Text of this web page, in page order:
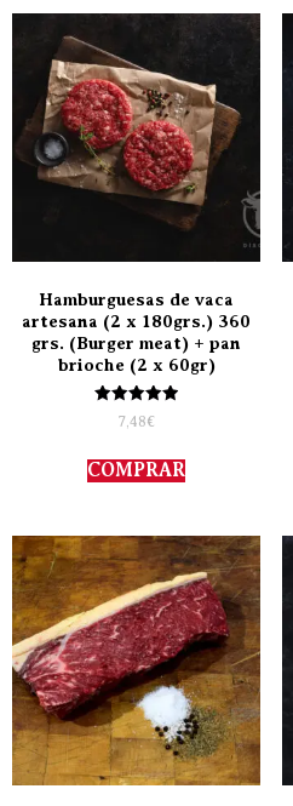
Hamburguesas de vaca
artesana (2 x 180grs.) 360
grs. (Burger meat) + pan
brioche (2 x 60gr)
Valorado
con
de 5
7,48€
COMPRAR